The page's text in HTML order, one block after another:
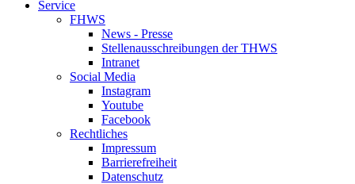
Service
FHWS
News - Presse
Stellenausschreibungen der THWS
Intranet
Social Media
Instagram
Youtube
Facebook
Rechtliches
Impressum
Barrierefreiheit
Datenschutz